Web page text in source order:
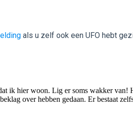
als u zelf ook een UFO hebt